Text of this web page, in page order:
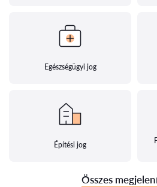
Egészségügyi jog
Építési jog
Összes